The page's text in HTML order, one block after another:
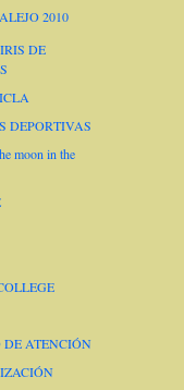
2010
DE
DEPORTIVAS
moon in the
ATENCIÓN